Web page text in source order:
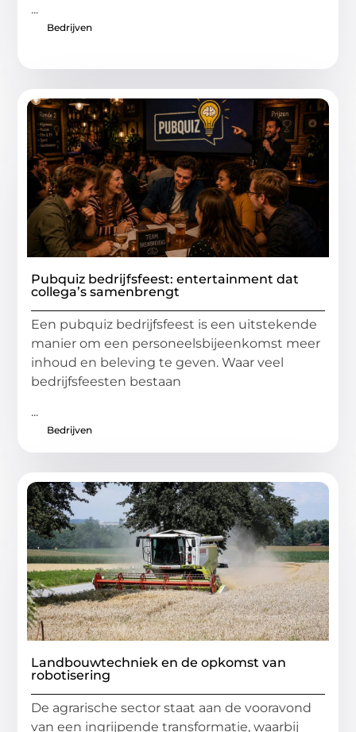
...
Bedrijven
Pubquiz bedrijfsfeest: entertainment dat
collega’s samenbrengt
Een pubquiz bedrijfsfeest is een uitstekende
manier om een personeelsbijeenkomst meer
inhoud en beleving te geven. Waar veel
bedrijfsfeesten bestaan
...
Bedrijven
Landbouwtechniek en de opkomst van
robotisering
De agrarische sector staat aan de vooravond
van een ingrijpende transformatie, waarbij